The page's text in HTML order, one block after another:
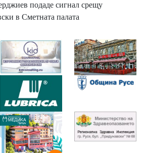
подаде сигнал срещу
в Сметната палата